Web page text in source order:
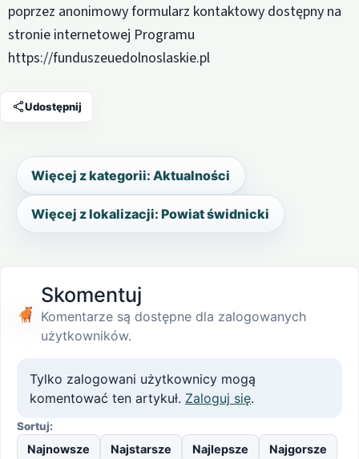
poprzez anonimowy formularz kontaktowy dostępny na
stronie internetowej Programu
https://funduszeuedolnoslaskie.pl
Udostępnij
Więcej z kategorii: Aktualności
Więcej z lokalizacji: Powiat świdnicki
Skomentuj
Komentarze są dostępne dla zalogowanych
użytkowników.
Tylko zalogowani użytkownicy mogą
komentować ten artykuł. Zaloguj się.
Sortuj:
Najnowsze Najstarsze Najlepsze Najgorsze